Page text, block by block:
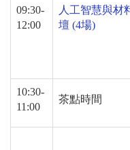
09:30-
12:00
人工智慧與材
壇 (4場)
10:30-
11:00
茶點時間